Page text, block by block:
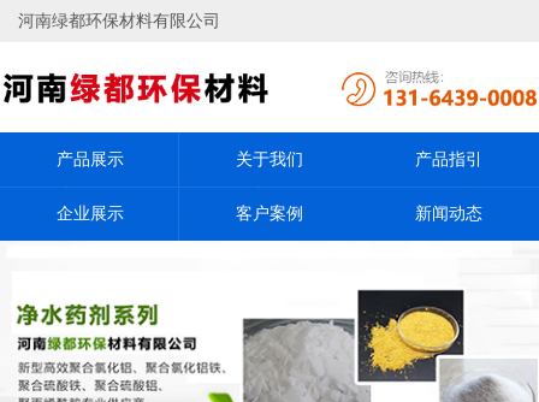
河南绿都环保材料有限公司
产品展示 关于我们 产品指引
企业展示 客户案例 新闻动态